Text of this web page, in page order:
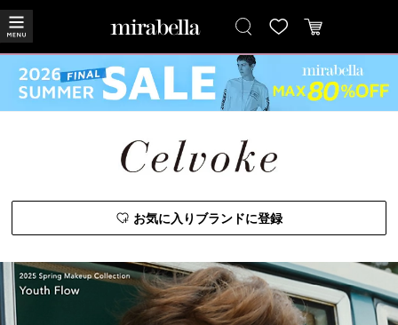
お気に入りブランドに登録